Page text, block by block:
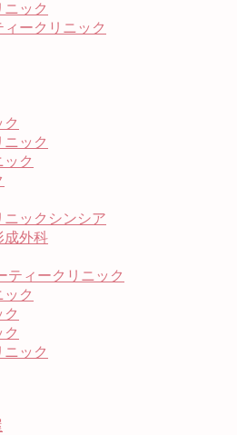
ック
ークリニック
ック
ク
ニックシンシア
成外科
ティークリニック
ク
ック